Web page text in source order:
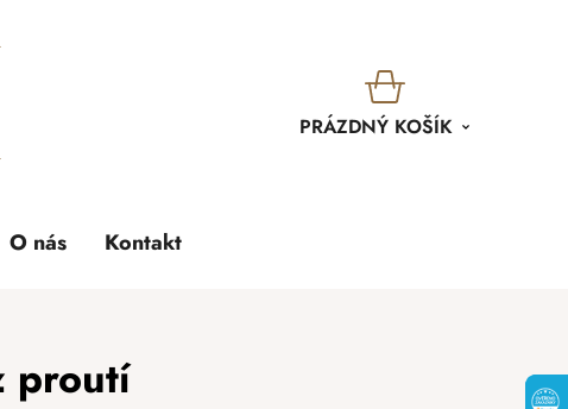
KOŠÍK
PRÁZDNÝ KOŠÍK
O nás Kontakt
proutí